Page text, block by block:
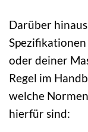
Darüber
oder deiner
Regel im
welche
hierfür sind: